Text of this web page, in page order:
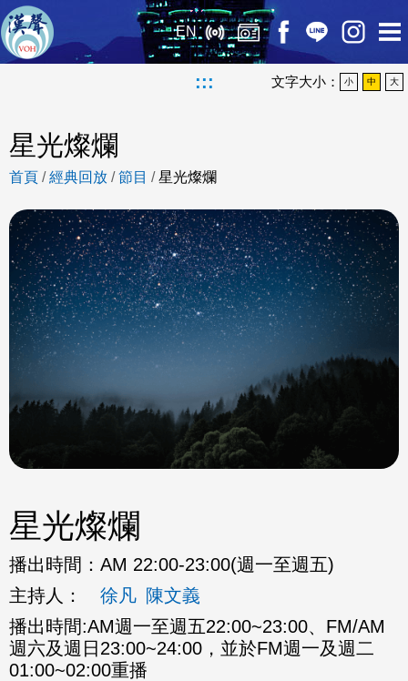
EN
::: 文字大小： 小 中 大
星光燦爛
首頁 /經典回放 /節目 /星光燦爛
星光燦爛
播出時間： AM 22:00-23:00(週一至週五)
主持人：
徐凡 陳文義
播出時間:AM週一至週五22:00~23:00、FM/AM
週六及週日23:00~24:00，並於FM週一及週二
01:00~02:00重播